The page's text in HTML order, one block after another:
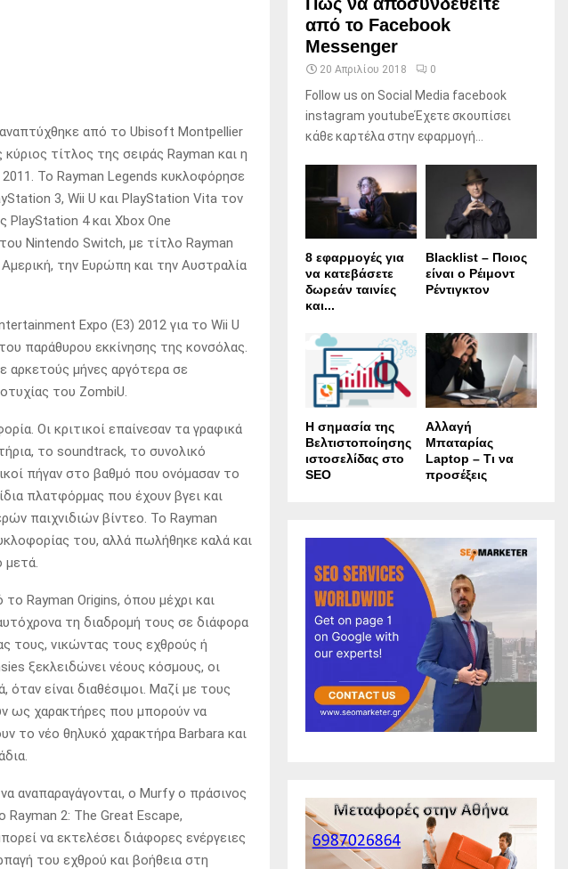
από το Ubisoft Montpellier
τίτλος της σειράς Rayman και η
Το Rayman Legends κυκλοφόρησε
3, Wii U και PlayStation Vita τον
PlayStation 4 και Xbox One
Nintendo Switch, με τίτλο Rayman
την Ευρώπη και την Αυστραλία
Expo (E3) 2012 για το Wii U
παράθυρου εκκίνησης της κονσόλας.
αρκετούς μήνες αργότερα σε
του ZombiU.
Οι κριτικοί επαίνεσαν τα γραφικά
το soundtrack, το συνολικό
πήγαν στο βαθμό που ονόμασαν το
πλατφόρμας που έχουν βγει και
παιχνιδιών βίντεο. Το Rayman
του, αλλά πωλήθηκε καλά και
μετά.
Rayman Origins, όπου μέχρι και
τη διαδρομή τους σε διάφορα
τους, νικώντας τους εχθρούς ή
ξεκλειδώνει νέους κόσμους, οι
είναι διαθέσιμοι. Μαζί με τους
ως χαρακτήρες που μπορούν να
το νέο θηλυκό χαρακτήρα Barbara και
αναπαραγάγονται, ο Murfy ο πράσινος
2: The Great Escape,
να εκτελέσει διάφορες ενέργειες
του εχθρού και βοήθεια στη
από το Facebook
Messenger
20 Απριλίου 2018 0
Follow us on Social Media facebook
instagram youtubeΈχετε σκουπίσει
κάθε καρτέλα στην εφαρμογή...
8 εφαρμογές για
να κατεβάσετε
δωρεάν ταινίες
και...
Blacklist – Ποιος
είναι ο Ρέιμοντ
Ρέντιγκτον
Η σημασία της
Βελτιστοποίησης
ιστοσελίδας στο
SEO
Αλλαγή
Μπαταρίας
Laptop – Τι να
προσέξεις